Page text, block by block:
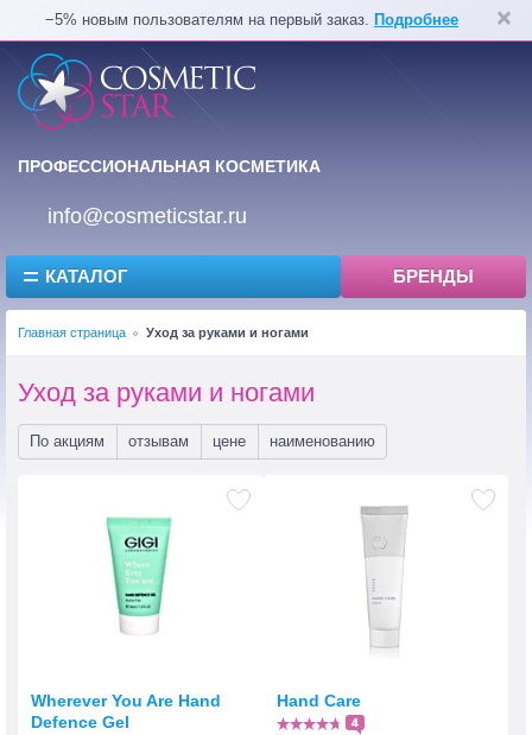
−5% новым пользователям на первый заказ. Подробнее
ПРОФЕССИОНАЛЬНАЯ КОСМЕТИКА
info@cosmeticstar.ru
КАТАЛОГ БРЕНДЫ
Главная страница Уход за руками и ногами
Уход за руками и ногами
По акциям отзывам цене наименованию
Wherever You Are Hand
Defence Gel
Hand Care
4